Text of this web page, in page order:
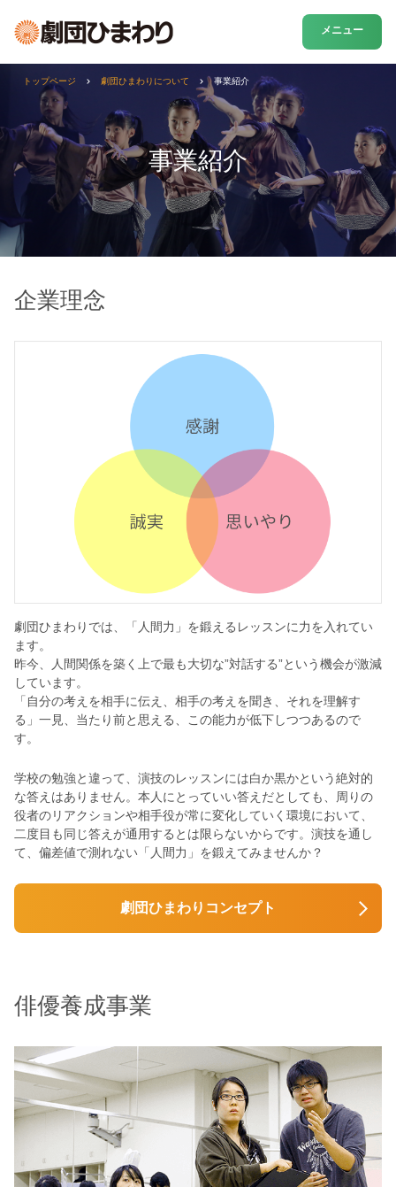
メニュー
事業紹介
トップページ 劇団ひまわりについて 事業紹介
企業理念
劇団ひまわりでは、「人間力」を鍛えるレッスンに力を入れてい
ます。
昨今、人間関係を築く上で最も大切な”対話する”という機会が激減
しています。
「自分の考えを相手に伝え、相手の考えを聞き、それを理解す
る」一見、当たり前と思える、この能力が低下しつつあるので
す。
学校の勉強と違って、演技のレッスンには白か黒かという絶対的
な答えはありません。本人にとっていい答えだとしても、周りの
役者のリアクションや相手役が常に変化していく環境において、
二度目も同じ答えが通用するとは限らないからです。演技を通し
て、偏差値で測れない「人間力」を鍛えてみませんか？
劇団ひまわりコンセプト
俳優養成事業